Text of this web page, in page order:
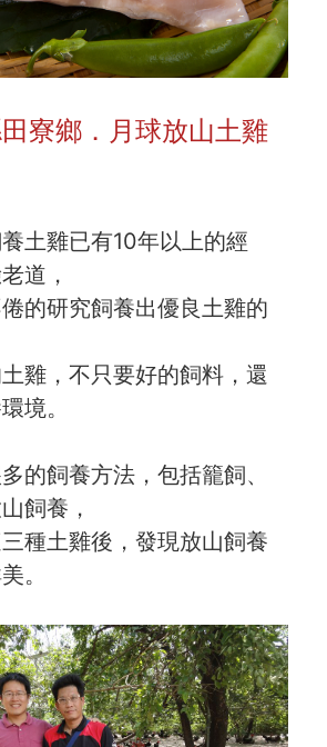
寮鄉．月球放山土雞
土雞已有10年以上的經
道，
的研究飼養出優良土雞的
雞，不只要好的飼料，還
境。
的飼養方法，包括籠飼、
飼養，
種土雞後，發現放山飼養
。